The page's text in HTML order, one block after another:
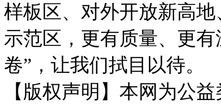
样板区、对外开放新高
示范区，更有质量、更
卷”，让我们拭目以待。
【版权声明】本网为公